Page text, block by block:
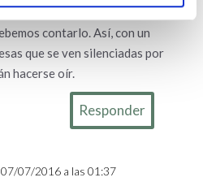
mayores…), pero aquellas
contarlo. Así, con un
que se ven silenciadas por
hacerse oír.
Responder
07/2016 a las 01:37